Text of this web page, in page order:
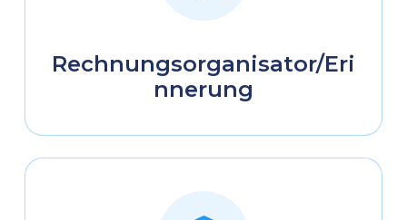
Rechnungsorganisator/Eri
nnerung